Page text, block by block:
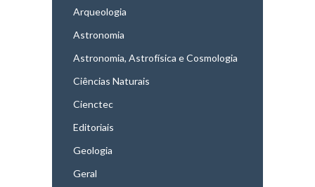
Arqueologia
Astronomia
Astronomia, Astrofísica e Cosmologia
Ciências Naturais
Cienctec
Editoriais
Geologia
Geral